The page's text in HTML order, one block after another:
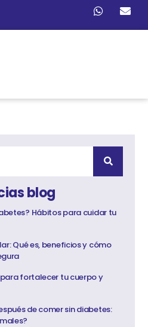
blog
Hábitos para cuidar tu
Qué es, beneficios y cómo
fortalecer tu cuerpo y
de comer sin diabetes: